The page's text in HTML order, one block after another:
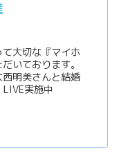
大切な『マイホ
いております。
明美さんと結婚
実施中